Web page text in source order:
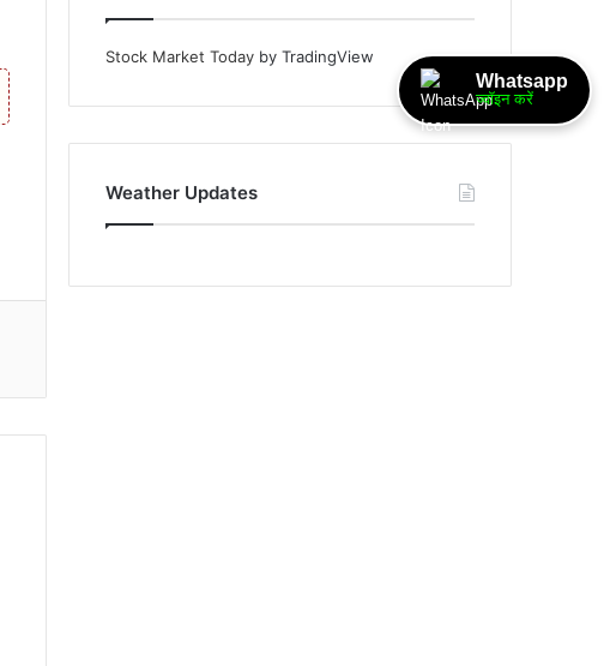
Stock Market Today by TradingView
Weather Updates
Whatsapp
ज्वॉइन करें